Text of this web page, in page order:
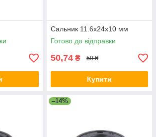
Сальник 11.6x24x10 мм
Готово до відправки
50,74 ₴ 59 ₴
Купити
–14%